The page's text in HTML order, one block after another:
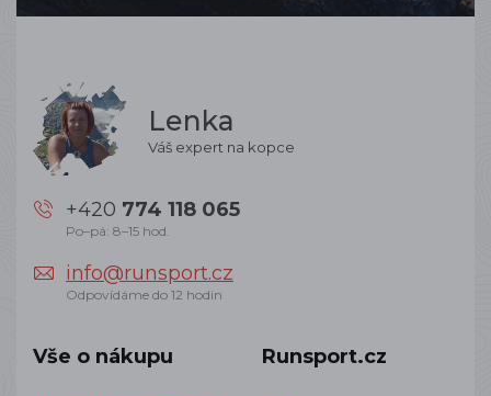
Lenka
Váš expert na kopce
+420 774 118 065
Po–pá: 8–15 hod.
info@runsport.cz
Odpovídáme do 12 hodin
Vše o nákupu Runsport.cz